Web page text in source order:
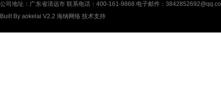
公司地址：广东省清远市 联系电话：400-161-9868 电子邮件：
Built By aokelai V2.2 海纳网络 技术支持